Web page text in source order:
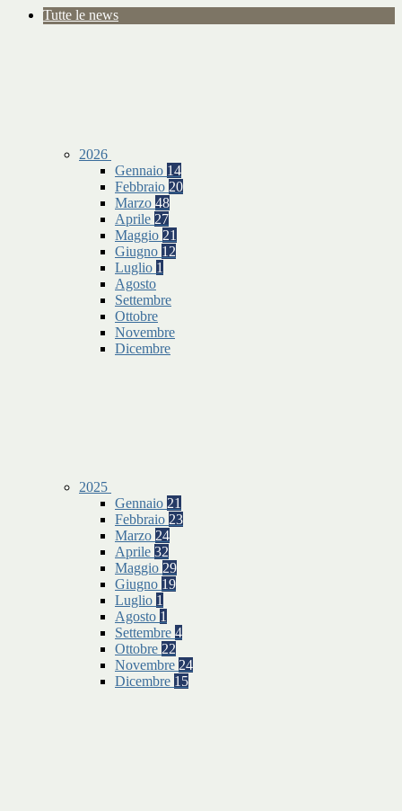
Tutte le news
2026
Gennaio 14
Febbraio 20
Marzo 48
Aprile 27
Maggio 21
Giugno 12
Luglio 1
Agosto
Settembre
Ottobre
Novembre
Dicembre
2025
Gennaio 21
Febbraio 23
Marzo 24
Aprile 32
Maggio 29
Giugno 19
Luglio 1
Agosto 1
Settembre 4
Ottobre 22
Novembre 24
Dicembre 15